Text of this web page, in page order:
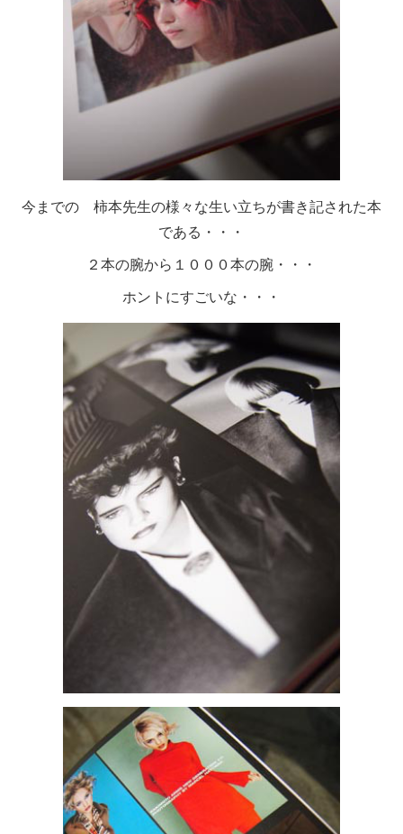
今までの 柿本先生の様々な生い立ちが書き記された本
である・・・
２本の腕から１０００本の腕・・・
ホントにすごいな・・・